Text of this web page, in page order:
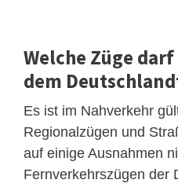
Welche Züge
dem
Es ist im Nahverkehr
Regionalzügen und
auf einige Ausnahmen
Fernverkehrszügen der